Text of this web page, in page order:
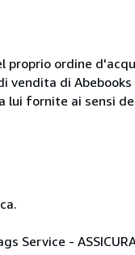
proprio ordine
vendita di
fornite ai sensi
Service -